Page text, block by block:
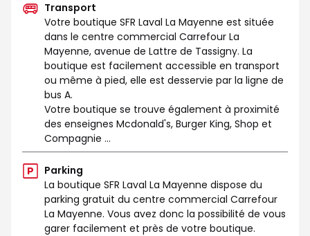
Transport
Votre boutique SFR Laval La Mayenne est située
dans le centre commercial Carrefour La
Mayenne, avenue de Lattre de Tassigny. La
boutique est facilement accessible en transport
ou même à pied, elle est desservie par la ligne de
bus A.
Votre boutique se trouve également à proximité
des enseignes Mcdonald's, Burger King, Shop et
Compagnie ...
Parking
La boutique SFR Laval La Mayenne dispose du
parking gratuit du centre commercial Carrefour
La Mayenne. Vous avez donc la possibilité de vous
garer facilement et près de votre boutique.